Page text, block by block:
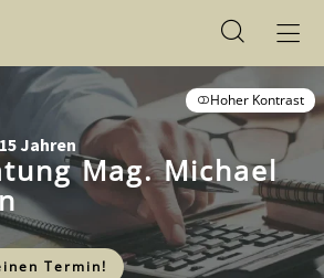
Hoher Kontrast
Jahren
Mag. Michael
Termin!